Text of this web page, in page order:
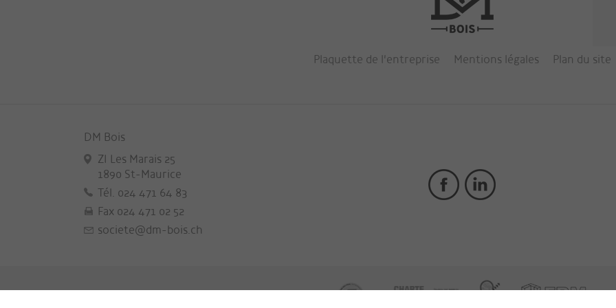
Plaquette de l'entreprise Mentions légales Plan du site
DM Bois
ZI Les Marais 25
1890 St-Maurice
Tél. 024 471 64 83
Fax 024 471 02 52
societe@dm-bois.ch